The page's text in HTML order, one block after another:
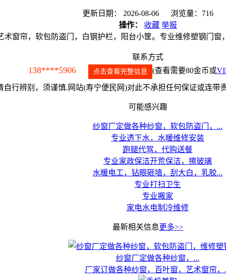
更新日期： 2026-08-06 浏览量：716
操作：
收藏 举报
术窗帘，软包防盗门，白钢护栏，阳台小筐。专业维修塑钢门窗
联系方式
138****5906 点击查看完整信息 (查看需要80金币或
自行辨别，须谨慎.网站(寿宁便民网)对此不承担任何保证或连带
可能感兴趣
纱窗厂定做各种纱窗，软包防盗门，...
专业透下水，水暖维修安装
跑腿代驾，代购送餐
专业家政保洁开荒保洁，擦玻璃
水暖电工，钻眼砸墙，刮大白，乳胶...
专业打扫卫生
专业搬家
家电水电制冷维修
最新相关信息更多>>
纱窗厂定做各种纱窗，...
厂家订做各种纱窗，百叶窗，艺术窗帘，